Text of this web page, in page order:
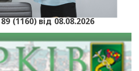
(1160) від 08.08.2026